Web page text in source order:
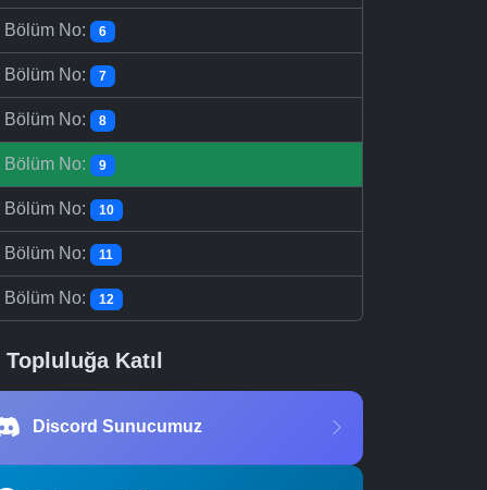
Bölüm No: 6
Bölüm No: 7
Bölüm No: 8
Bölüm No: 9
Bölüm No: 10
Bölüm No: 11
Bölüm No: 12
Topluluğa Katıl
Discord Sunucumuz